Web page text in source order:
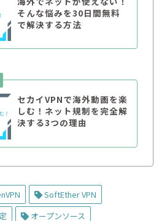
そんな悩みを30日間無料
で解決する方法
セカイVPNで海外動画を楽
しむ！ネット規制を完全解
決する3つの理由
SoftEther VPN
オープンソース